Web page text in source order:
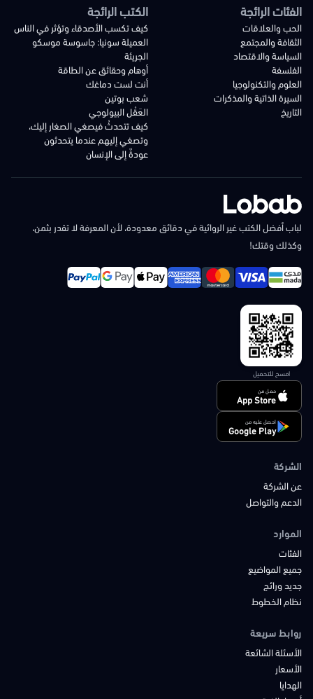
الفئات الرائجة
الحب والعلاقات
الثقافة والمجتمع
السياسة والاقتصاد
الفلسفة
العلوم والتكنولوجيا
السيرة الذاتية والمذكرات
التاريخ
الكتب الرائجة
كيف تكسب الأصدقاء وتؤثر في الناس
العميلة سونيا: جاسوسة موسكو
الجريئة
أوهام وحقائق عن الطاقة
أنت لست دماغك
شعب بوتين
العَقْل البيولوجي
كيف تتحدثُ فيصغي الصغار إليك،
وتصغي إليهم عندما يتحدثون
عودةٌ إلى الإنسان
لباب أفضل الكتب غير الروائية في دقائق معدودة، لأن المعرفة لا تقدر بثمن،
وكذلك وقتك!
امسح للتحميل
حمل من
App Store
احصل عليه من
Google Play
الشركة
عن الشركة
الدعم والتواصل
الموارد
الفئات
جميع المواضيع
جديد ورائج
نظام الخطوط
روابط سريعة
الأسئلة الشائعة
الأسعار
الهدايا